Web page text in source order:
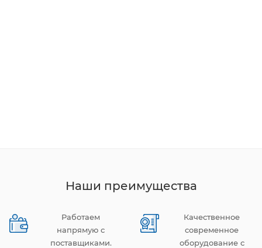
Наши преимущества
Работаем
напрямую с
поставщиками.
Качественное
современное
оборудование с